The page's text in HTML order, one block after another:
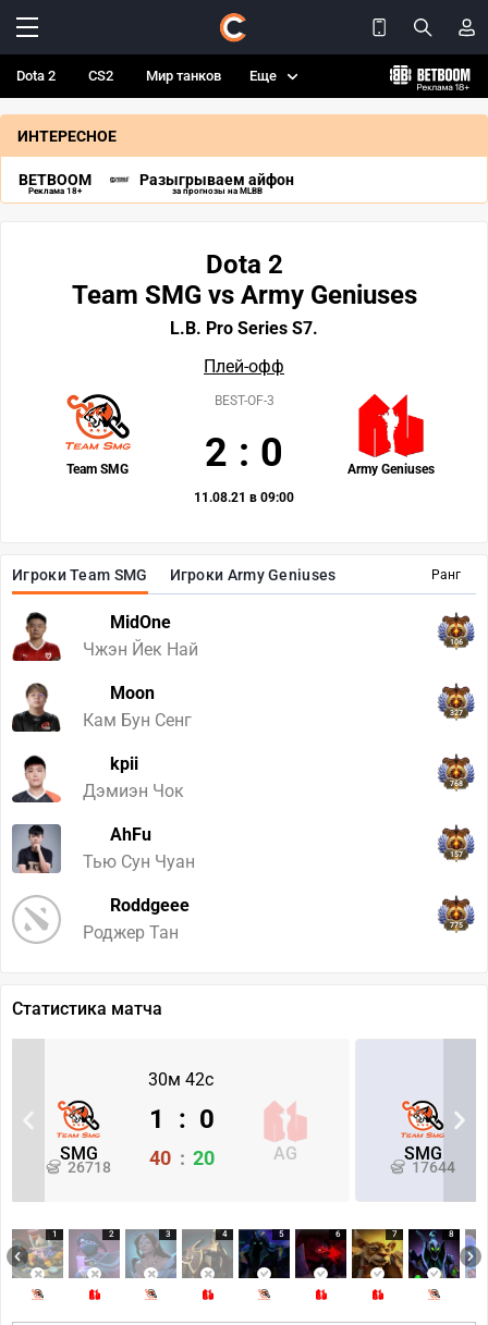
Dota 2 CS2 Мир танков Еще
ИНТЕРЕСНОЕ
BETBOOM
Реклама 18+
Разыгрываем айфон
за прогнозы на MLBB
Ранг
Игроки Team SMG Игроки Army Geniuses
MidOne
Чжэн Йек Най
106
Moon
Кам Бун Сенг
327
kpii
Дэмиэн Чок
768
AhFu
Тью Сун Чуан
157
Roddgeee
Роджер Тан
775
Dota 2
Team SMG vs Army Geniuses
L.B. Pro Series S7.
Плей-офф
Team SMG Army Geniuses
BEST-OF-3
2 : 0
11.08.21 в 09:00
Статистика матча
30м 42с
SMG
26718
AG
1 : 0
40 : 20 SMG
17644
1 2 3 4 5 6 7 8